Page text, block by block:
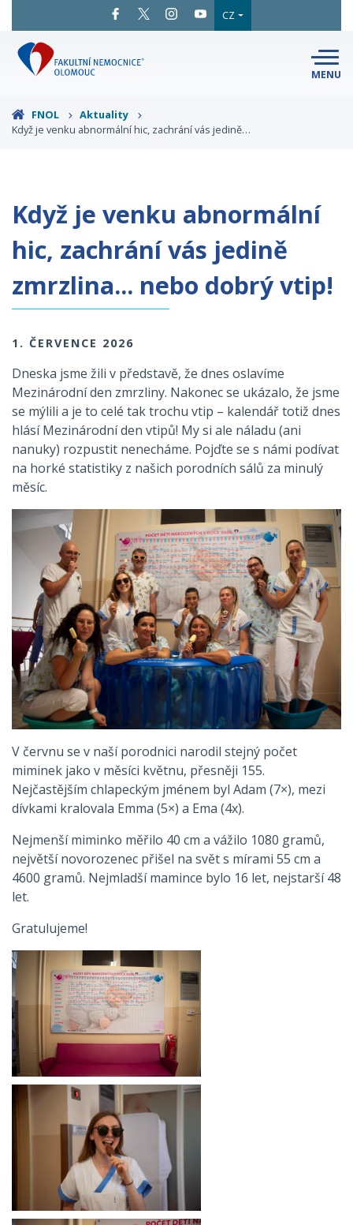
CZ
MENU
PACIENTIA NÁVŠTĚVY KLINIKYA ODDĚLENÍ
KONTAKTNÍ INFORMACE
FNOL
Aktuality
Když je venku abnormální hic, zachrání vás jedině…
Když je venku abnormální
hic, zachrání vás jedině
zmrzlina... nebo dobrý vtip!
1. ČERVENCE 2026
Dneska jsme žili v představě, že dnes oslavíme
Mezinárodní den zmrzliny. Nakonec se ukázalo, že jsme
se mýlili a je to celé tak trochu vtip – kalendář totiž dnes
hlásí Mezinárodní den vtipů! My si ale náladu (ani
nanuky) rozpustit nenecháme. Pojďte se s námi podívat
na horké statistiky z našich porodních sálů za minulý
měsíc.
V červnu se v naší porodnici narodil stejný počet
miminek jako v měsíci květnu, přesněji 155.
Nejčastějším chlapeckým jménem byl Adam (7×), mezi
dívkami kralovala Emma (5×) a Ema (4x).
Nejmenší miminko měřilo 40 cm a vážilo 1080 gramů,
největší novorozenec přišel na svět s mírami 55 cm a
4600 gramů. Nejmladší mamince bylo 16 let, nejstarší 48
let.
Gratulujeme!